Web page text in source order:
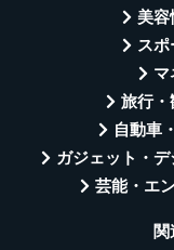
美容
スポ
マ
旅行・
自動車
ガジェット・
芸能・エ